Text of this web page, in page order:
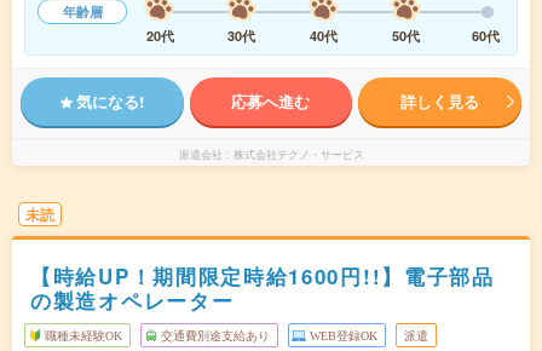
年齢層
20代
30代 40代 50代 60代
気になる! 応募へ進む 詳しく見る
派遣会社 株式会社テクノ・サービス
未読
【時給UP！期間限定時給1600円!!】電子部品
の製造オペレーター
職種未経験OK 交通費別途支給あり WEB登録OK 派遣